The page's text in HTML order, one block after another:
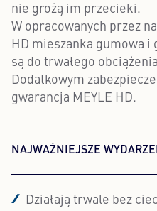
nie grożą im przecieki.
W opracowanych przez
HD mieszanka gumowa
są do trwałego
Dodatkowym
gwarancja MEYLE HD.
NAJWAŻNIEJSZE
Działają trwale bez